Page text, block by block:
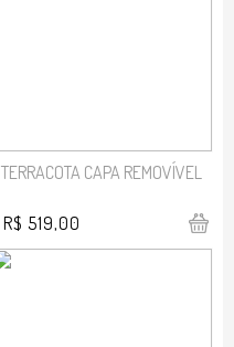
TERRACOTA CAPA REMOVÍVEL
R$ 519,00